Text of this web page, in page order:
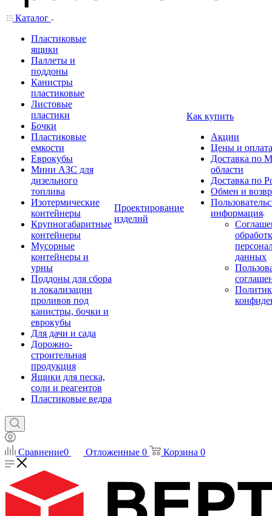
Каталог
Пластиковые
ящики
Паллеты и
поддоны
Канистры
пластиковые
Листовые
пластики
Бочки
Пластиковые
емкости
Еврокубы
Мини АЗС для
дизельного
топлива
Изотермические
контейнеры
Крупногабаритные
контейнеры
Мусорные
контейнеры и
урны
Поддоны для сбора
и локализации
проливов под
канистры, бочки и
еврокубы
Для дачи и сада
Дорожно-
строительная
продукция
Ящики для песка,
соли и реагентов
Пластиковые ведра
Проектирование
изделий
Как купить
Акции
Цены и оплата
Доставка по
области
Доставка по
Обмен и
информация
данных
Сравнение0 Отложенные 0 Корзина 0